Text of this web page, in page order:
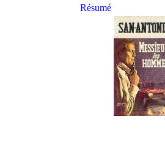
Résumé